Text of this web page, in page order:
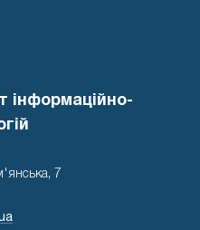
інформаційно-
7